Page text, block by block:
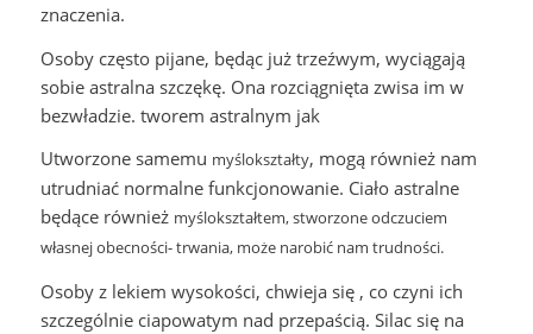
znaczenia.
Osoby często pijane, będąc już trzeźwym, wyciągają
sobie astralna szczękę. Ona rozciągnięta zwisa im w
bezwładzie. tworem astralnym jak
Utworzone samemu myślokształty, mogą również nam
utrudniać normalne funkcjonowanie. Ciało astralne
będące również myślokształtem, stworzone odczuciem
własnej obecności- trwania, może narobić nam trudności.
Osoby z lekiem wysokości, chwieja się , co czyni ich
szczególnie ciapowatym nad przepaścią. Silac się na